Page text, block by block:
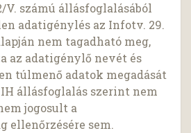
V. számú állásfoglalásából
adatigénylés az Infotv. 29.
nem tagadható meg,
az adatigénylő nevét és
túlmenő adatok megadását
állásfoglalás szerint nem
jogosult a
ellenőrzésére sem.